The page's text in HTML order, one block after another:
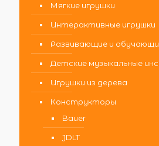
Мягкие игрушки
Интерактивные игрушки
Развивающие и
Детские музыкальные
Игрушки из дерева
Конструкторы
Bauer
JDLT